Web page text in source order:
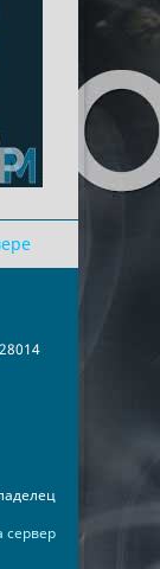
сервер